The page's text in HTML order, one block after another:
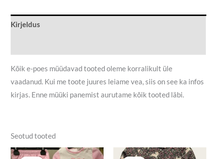
Kirjeldus
Kõik e-poes müüdavad tooted oleme korralikult üle
vaadanud. Kui me toote juures leiame vea, siis on see ka infos
kirjas. Enne müüki panemist aurutame kõik tooted läbi.
Seotud tooted
Algne Praegune
Algne Praegune